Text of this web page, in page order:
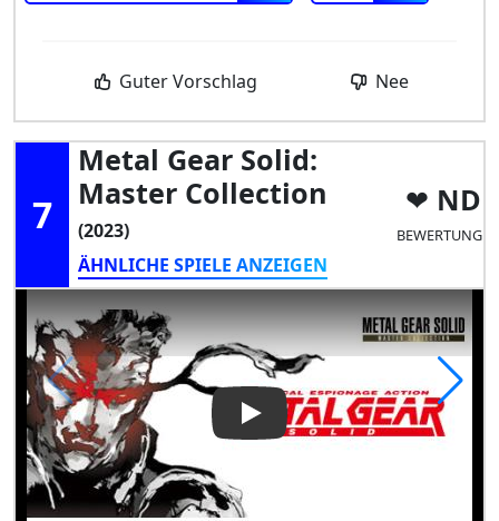
Guter Vorschlag Nee
7
Metal Gear Solid:
Master Collection
(2023)
ÄHNLICHE SPIELE ANZEIGEN
ND
BEWERTUNG
Play Video: Metal Gear